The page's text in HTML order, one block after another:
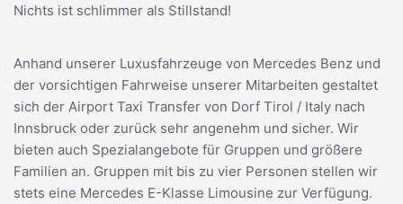
Nichts ist schlimmer als Stillstand!
Anhand unserer Luxusfahrzeuge von Mercedes Benz und
der vorsichtigen Fahrweise unserer Mitarbeiten gestaltet
sich der Airport Taxi Transfer von Dorf Tirol / Italy nach
Innsbruck oder zurück sehr angenehm und sicher. Wir
bieten auch Spezialangebote für Gruppen und größere
Familien an. Gruppen mit bis zu vier Personen stellen wir
stets eine Mercedes E-Klasse Limousine zur Verfügung.